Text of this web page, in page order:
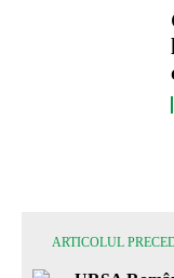
ARTICOLUL